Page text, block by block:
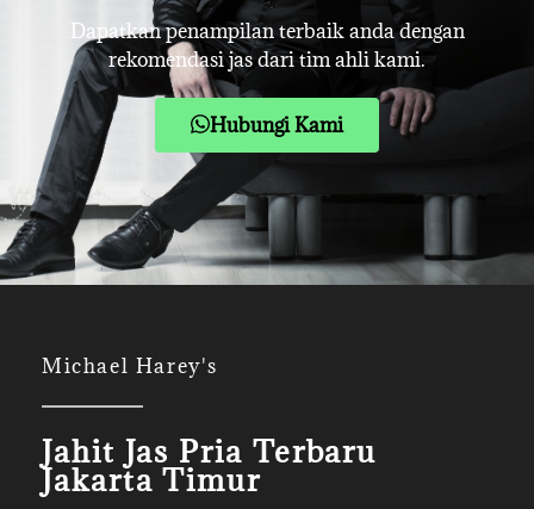
Dapatkan penampilan terbaik anda dengan
rekomendasi jas dari tim ahli kami.
Hubungi Kami
Michael Harey's
Jahit Jas Pria Terbaru
Jakarta Timur